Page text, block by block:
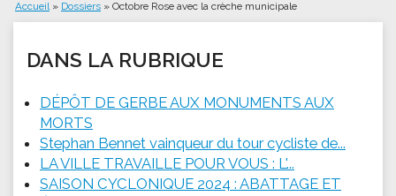
Vous êtes ici
Accueil » Dossiers » Octobre Rose avec la crèche municipale
DANS LA RUBRIQUE
DÉPÔT DE GERBE AUX MONUMENTS AUX
MORTS
Stephan Bennet vainqueur du tour cycliste de...
LA VILLE TRAVAILLE POUR VOUS : L'...
SAISON CYCLONIQUE 2024 : ABATTAGE ET